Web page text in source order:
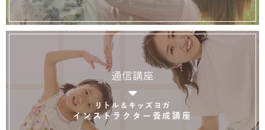
通信講座
リトル＆キッズヨガ
インストラクター養成講座